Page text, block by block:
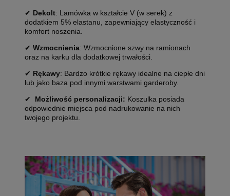
✔ Dekolt: Lamówka w kształcie V (w serek) z
dodatkiem 5% elastanu, zapewniający elastyczność i
komfort noszenia.
✔ Wzmocnienia: Wzmocnione szwy na ramionach
oraz na karku dla dodatkowej trwałości.
✔ Rękawy: Bardzo krótkie rękawy idealne na ciepłe dni
lub jako baza pod innymi warstwami garderoby.
✔
Możliwość personalizacji: Koszulka posiada
odpowiednie miejsca pod nadrukowanie na nich
twojego projektu.